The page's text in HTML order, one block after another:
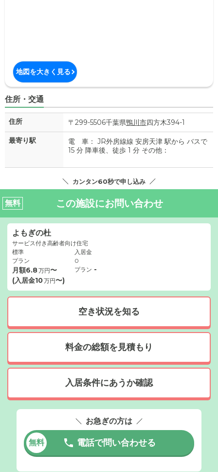
地図を大きく見る
住所・交通
住所 〒299-5506千葉県鴨川市四方木394-1
最寄り駅
電 車： JR外房線線 安房天津 駅から バスで
15 分 降車後、徒歩 1 分 その他：
カンタン60秒で申し込み
無料 この施設にお問い合わせ
よもぎの杜
サービス付き高齢者向け住宅
標準
プラン
月額6.8万円〜
(入居金10万円〜)
入居金
0
プラン -
空き状況を知る
料金の総額を見積もり
入居条件にあうか確認
お急ぎの方は
無料 電話で問い合わせる